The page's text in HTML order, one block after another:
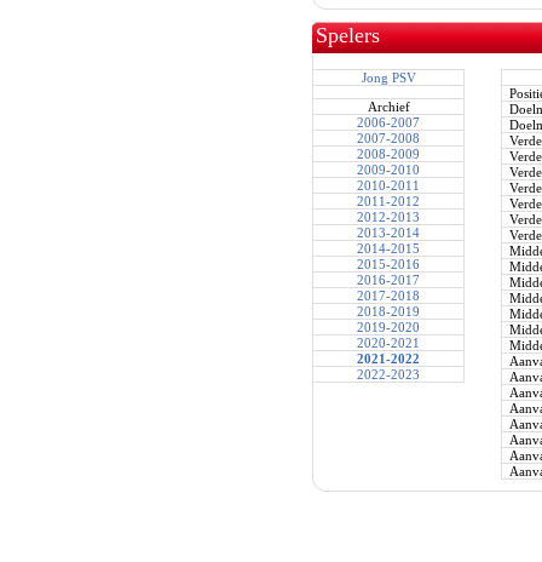
Spelers
Jong PSV
Archief
2006-2007
2007-2008
2008-2009
2009-2010
2010-2011
2011-2012
2012-2013
2013-2014
2014-2015
2015-2016
2016-2017
2017-2018
2018-2019
2019-2020
2020-2021
2021-2022
2022-2023